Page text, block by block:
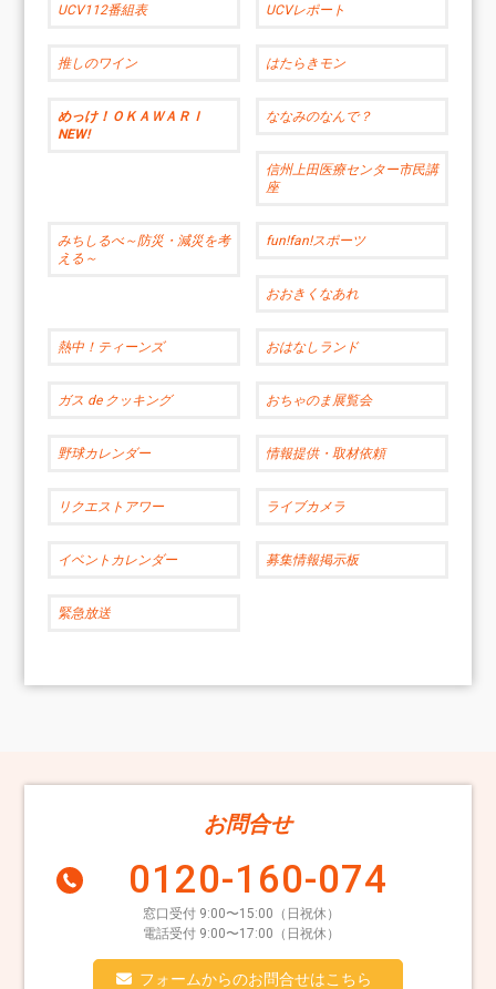
UCV112番組表 UCVレポート
推しのワイン はたらきモン
めっけ！ＯＫＡＷＡＲＩ
NEW!
ななみのなんで？
信州上田医療センター市民講
座
みちしるべ～防災・減災を考
える～
fun!fan!スポーツ
おおきくなあれ
熱中！ティーンズ おはなしランド
ガス de クッキング おちゃのま展覧会
野球カレンダー 情報提供・取材依頼
リクエストアワー ライブカメラ
イベントカレンダー 募集情報掲示板
緊急放送
お問合せ
0120-160-074
窓口受付 9:00〜15:00（日祝休）
電話受付 9:00〜17:00（日祝休）
フォームからのお問合せはこちら